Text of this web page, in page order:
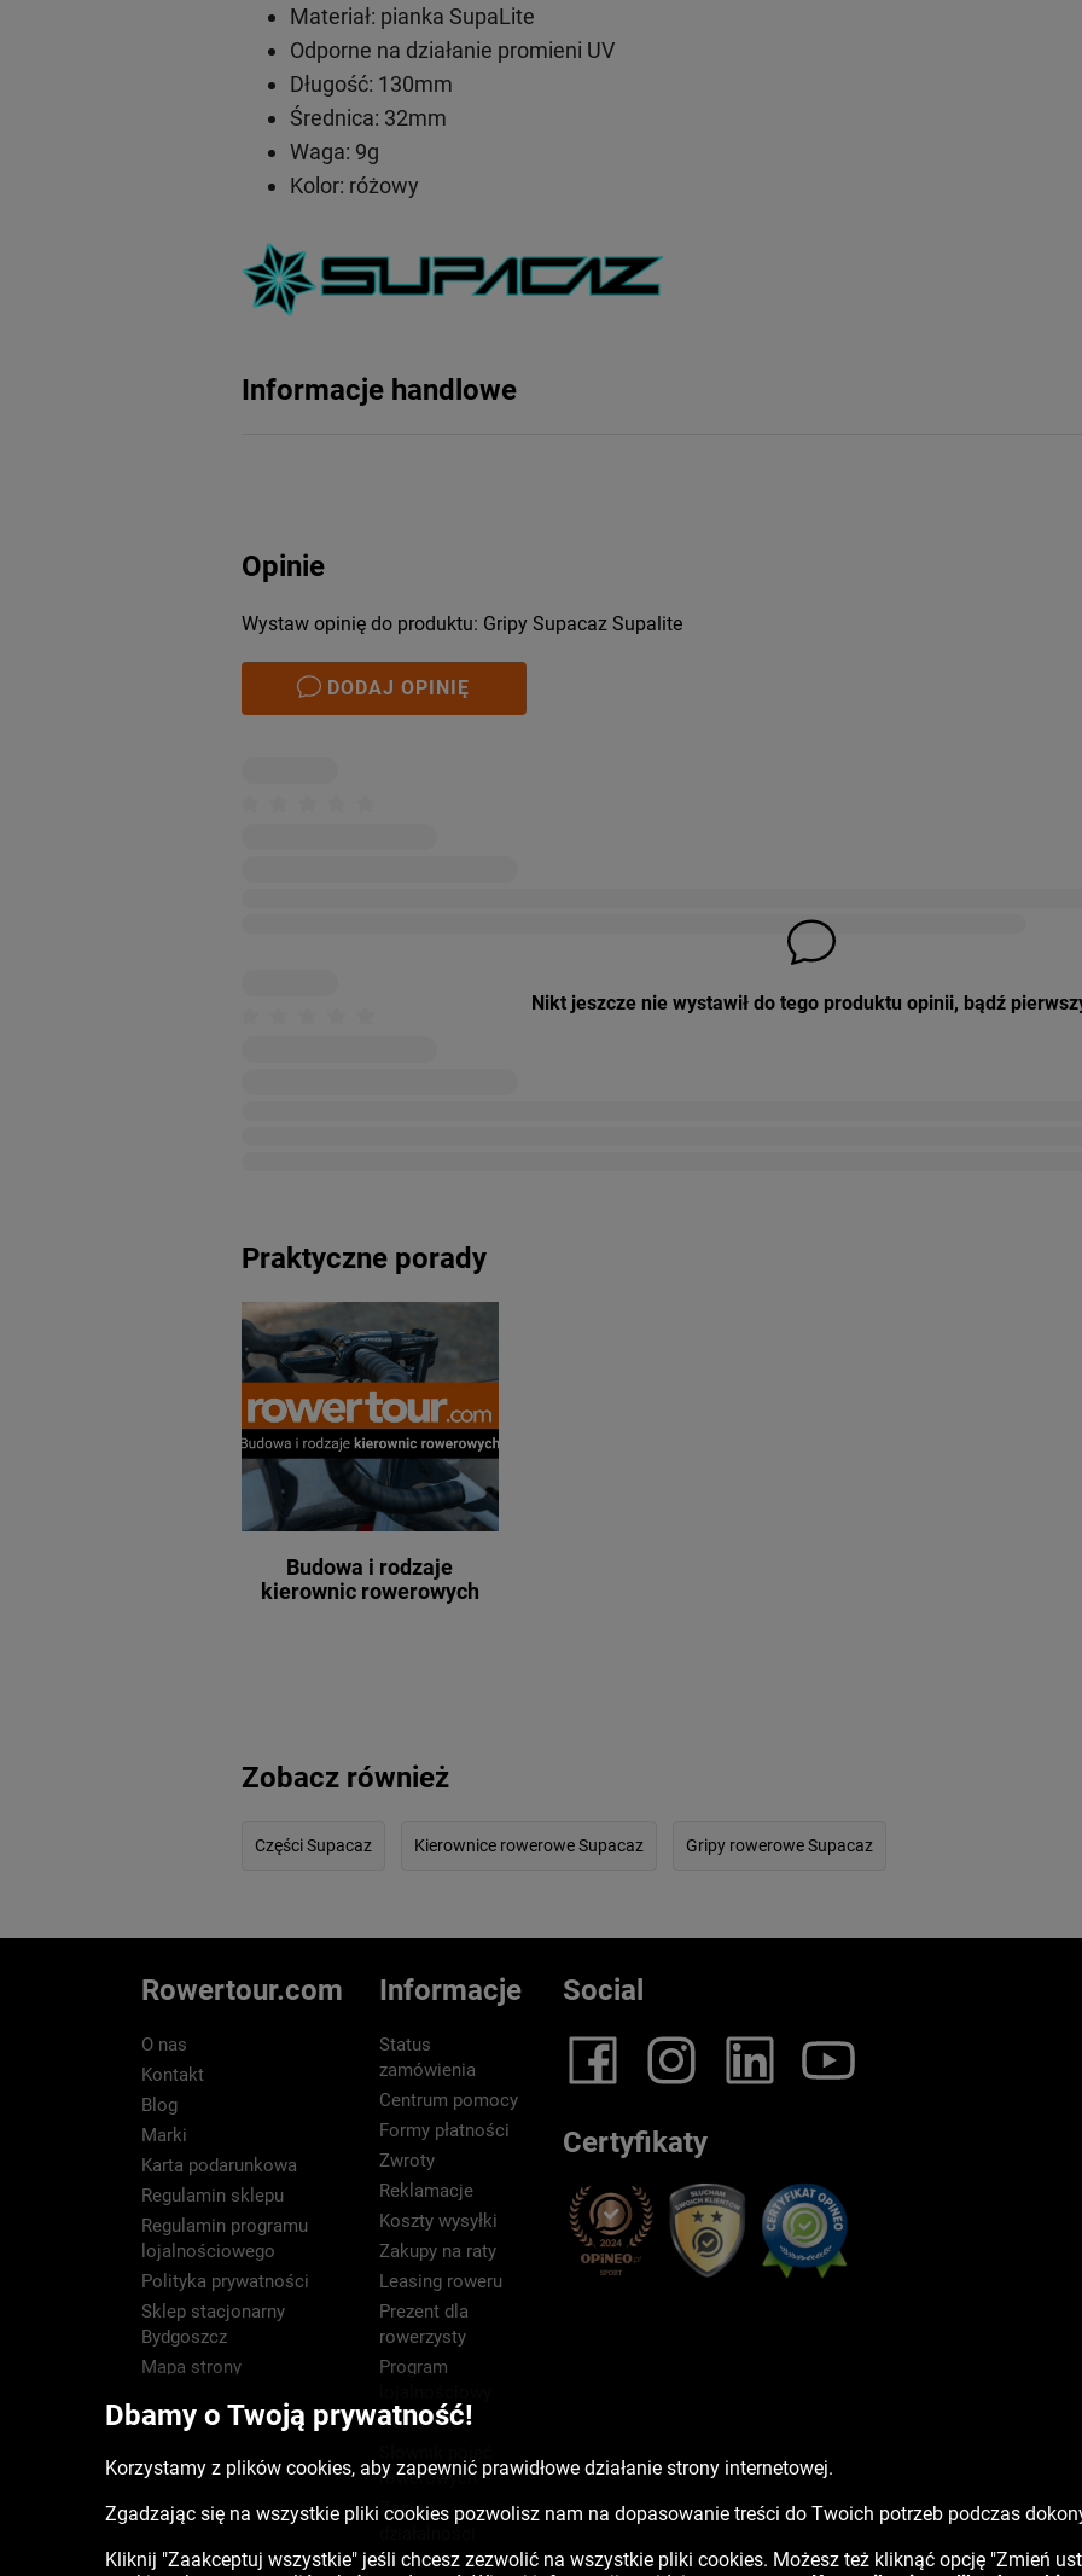
Materiał: pianka SupaLite
Odporne na działanie promieni UV
Długość: 130mm
Średnica: 32mm
Waga: 9g
Kolor: różowy
Informacje handlowe
Opinie
Wystaw opinię do produktu: Gripy Supacaz Supalite
DODAJ OPINIĘ
Nikt jeszcze nie wystawił do tego produktu opinii, bądź
Praktyczne porady
Budowa i rodzaje
kierownic rowerowych
Zobacz również
Części Supacaz Kierownice rowerowe Supacaz Gripy rowerowe Supacaz
Rowertour.com
O nas
Kontakt
Blog
Marki
Karta podarunkowa
Regulamin sklepu
Regulamin programu
lojalnościowego
Polityka prywatności
Sklep stacjonarny
Bydgoszcz
Mapa strony
Informacje
Status
zamówienia
Centrum pomocy
Formy płatności
Zwroty
Reklamacje
Koszty wysyłki
Zakupy na raty
Leasing roweru
Prezent dla
rowerzysty
Program
Newsletter
rowerowych
Zasięg
Social
Certyfikaty
Dbamy o Twoją prywatność!
Korzystamy z plików cookies, aby zapewnić prawidłowe działanie strony internetowej.
Zgadzając się na wszystkie pliki cookies pozwolisz nam na dopasowanie treści do Twoich potrzeb podczas
Kliknij "Zaakceptuj wszystkie" jeśli chcesz zezwolić na wszystkie pliki cookies. Możesz też kliknąć opcję "Zmień